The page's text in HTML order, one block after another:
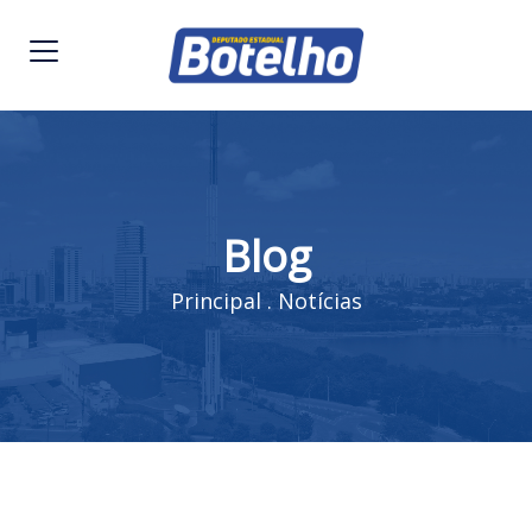
Blog
Principal. Notícias